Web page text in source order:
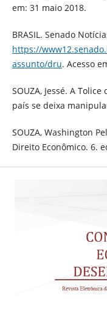
em: 31 maio 2018.
BRASIL. Senado
https://
assunto/dru. Acesso
SOUZA, Jessé. A
país se deixa
SOUZA, Washington
Direito Econômico. 6.